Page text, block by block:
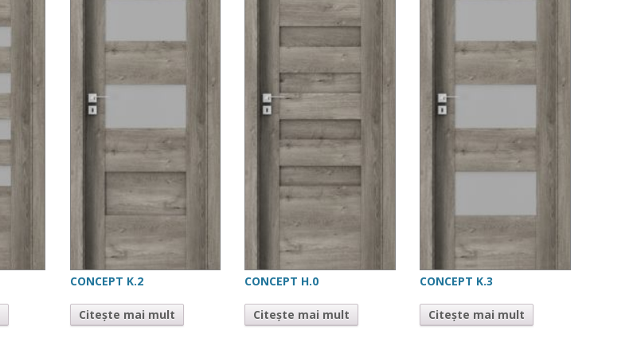
CONCEPT K.2
Citește mai mult
CONCEPT H.0
Citește mai mult
CONCEPT K.3
Citește mai mult